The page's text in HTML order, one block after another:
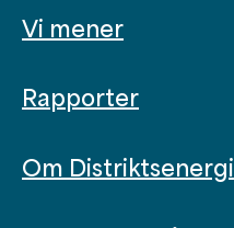
Vi mener
Rapporter
Om Distriktsenergi